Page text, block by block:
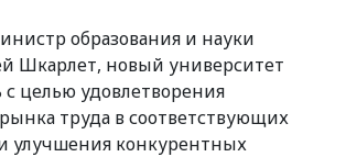
образования и науки
Шкарлет, новый университет
с целью удовлетворения
труда в соответствующих
​​улучшения конкурентных